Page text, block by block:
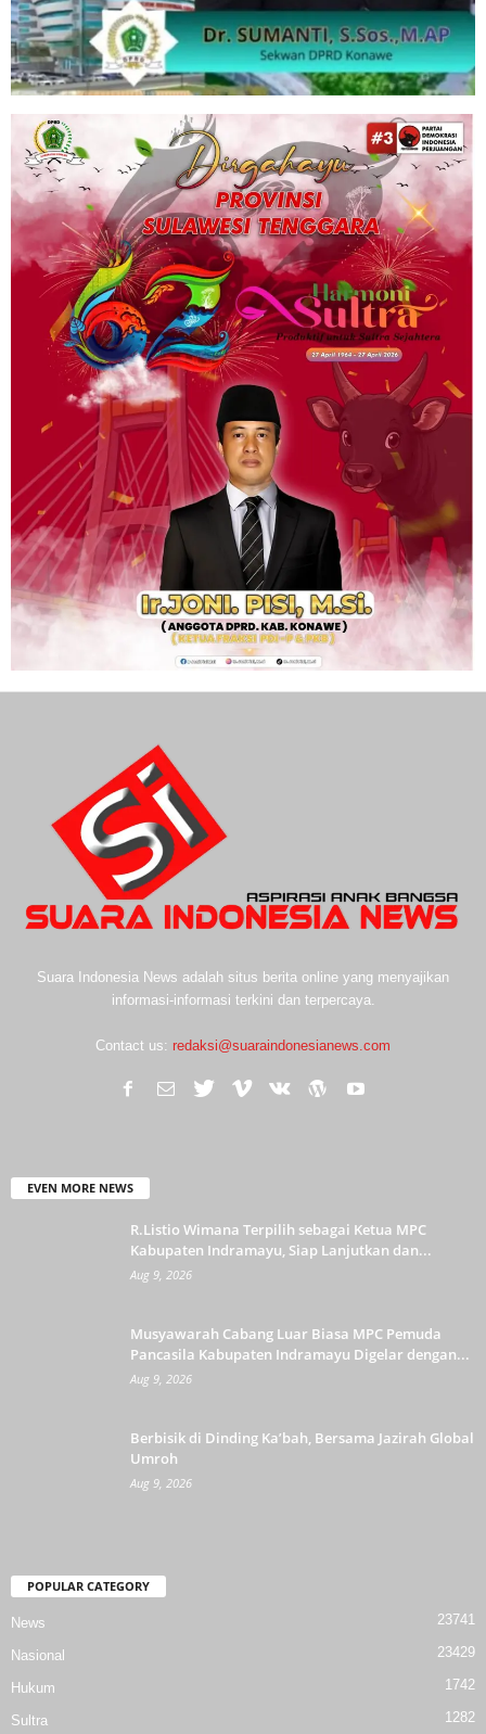
Suara Indonesia News adalah situs berita online yang menyajikan
informasi-informasi terkini dan terpercaya.
Contact us: redaksi@suaraindonesianews.com
EVEN MORE NEWS
R.Listio Wimana Terpilih sebagai Ketua MPC
Kabupaten Indramayu, Siap Lanjutkan dan...
Aug 9, 2026
Musyawarah Cabang Luar Biasa MPC Pemuda
Pancasila Kabupaten Indramayu Digelar dengan...
Aug 9, 2026
Berbisik di Dinding Ka’bah, Bersama Jazirah Global
Umroh
Aug 9, 2026
POPULAR CATEGORY
News 23741
Nasional 23429
Hukum 1742
Sultra 1282